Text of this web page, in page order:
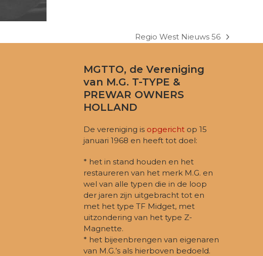
next
Regio West Nieuws 56
MGTTO, de Vereniging
van M.G. T-TYPE &
PREWAR OWNERS
HOLLAND
De vereniging is opgericht op 15
januari 1968 en heeft tot doel:
* het in stand houden en het
restaureren van het merk M.G. en
wel van alle typen die in de loop
der jaren zijn uitgebracht tot en
met het type TF Midget, met
uitzondering van het type Z-
Magnette.
* het bijeenbrengen van eigenaren
van M.G.’s als hierboven bedoeld.